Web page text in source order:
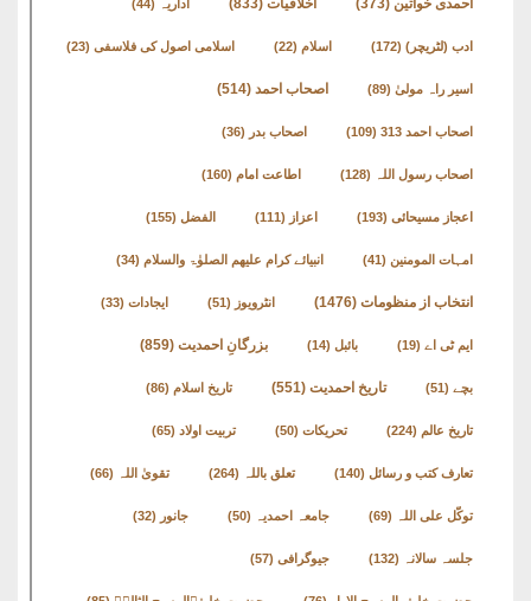
احمدی خواتین (373) اداریہ (44)
ادب (لٹریچر) (172) اسلام (22) اسلامی اصول کی فلاسفی (23)
اسیر راہ مولیٰ (89) اصحاب احمد (514)
اصحاب احمد 313 (109) اصحاب بدر (36)
اصحاب رسول اللہ (128) اطاعت امام (160)
اعجاز مسیحائی (193) اعزاز (111) الفضل (155)
امہات المومنین (41) انبیائے کرام علیھم الصلوٰۃ والسلام (34)
انتخاب از منظومات (1476) انٹرویوز (51) ایجادات (33)
ایم ٹی اے (19) بائبل (14) بزرگانِ احمدیت (859)
بچے (51) تاریخ احمدیت (551) تاریخ اسلام (86)
تاریخ عالم (224) تحریکات (50) تربیت اولاد (65)
تعارف کتب و رسائل (140) تعلق باللہ (264) تقویٰ اللہ (66)
توکّل علی اللہ (69) جامعہ احمدیہ (50) جانور (32)
جلسہ سالانہ (132) جیوگرافی (57)